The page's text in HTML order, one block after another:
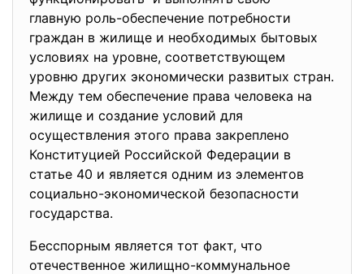
главную роль-обеспечение потребности
граждан в жилище и необходимых бытовых
условиях на уровне, соответствующем
уровню других экономически развитых стран.
Между тем обеспечение права человека на
жилище и создание условий для
осуществления этого права закреплено
Конституцией Российской Федерации в
статье 40 и является одним из элементов
социально-экономической безопасности
государства.
Бесспорным является тот факт, что
отечественное жилищно-коммунальное